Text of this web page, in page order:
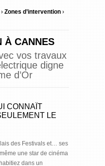
› Zones d’intervention ›
À CANNES
vos travaux
digne
d’Or
CONNAÎT
LE
des Festivals et… ses
une star de cinéma
dans un